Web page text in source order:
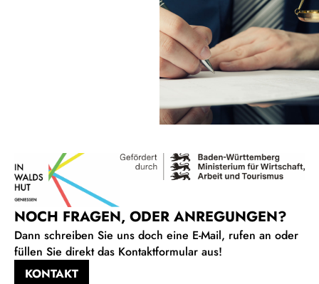
NOCH FRAGEN, ODER ANREGUNGEN?
Dann schreiben Sie uns doch eine E-Mail, rufen an oder
füllen Sie direkt das Kontaktformular aus!
KONTAKT